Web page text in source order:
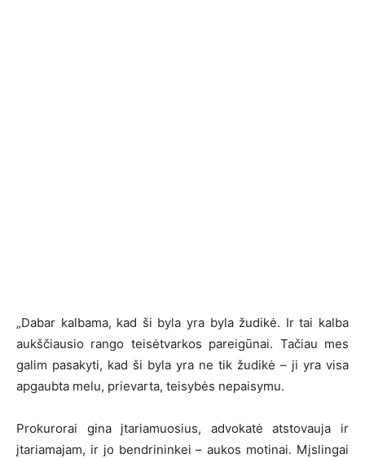
„Dabar kalbama, kad ši byla yra byla žudikė. Ir tai kalba
aukščiausio rango teisėtvarkos pareigūnai. Tačiau mes
galim pasakyti, kad ši byla yra ne tik žudikė – ji yra visa
apgaubta melu, prievarta, teisybės nepaisymu.
Prokurorai gina įtariamuosius, advokatė atstovauja ir
įtariamajam, ir jo bendrininkei – aukos motinai. Mįslingai